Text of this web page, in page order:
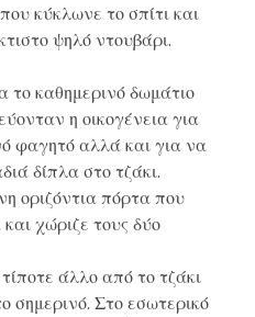
κύκλωνε το σπίτι και
ψηλό ντουβάρι.
το καθημερινό δωμάτιο
η οικογένεια για
φαγητό αλλά και για να
δίπλα στο τζάκι.
οριζόντια πόρτα που
χώριζε τους δύο
άλλο από το τζάκι
σημερινό. Στο εσωτερικό